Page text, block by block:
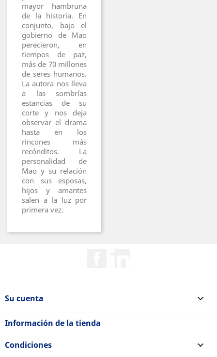
mayor hambruna
de la historia. En
conjunto, bajo el
gobierno de Mao
perecieron, en
tiempos de paz,
más de 70 millones
de seres humanos.
La autora nos lleva
a las sombrías
estancias de su
corte y nos deja
observar el drama
hasta en los
rincones más
recónditos. La
personalidad de
Mao y su relación
con sus esposas,
hijos y amantes
salen a la luz por
primera vez.
Su cuenta 
Información de la tienda
Condiciones 